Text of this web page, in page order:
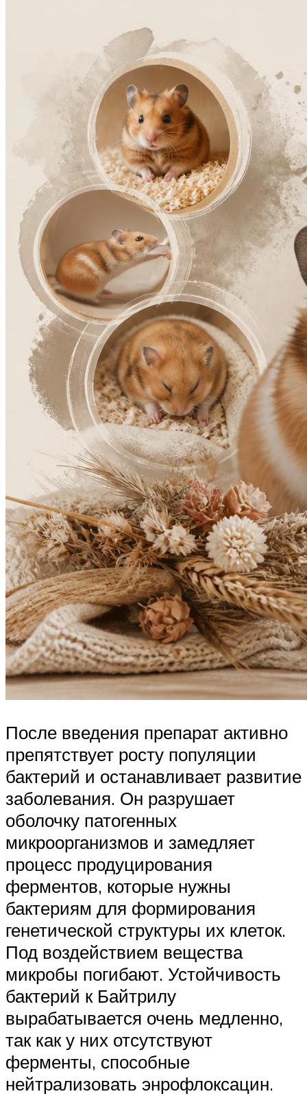
После введения препарат активно
препятствует росту популяции
бактерий и останавливает развитие
заболевания. Он разрушает
оболочку патогенных
микроорганизмов и замедляет
процесс продуцирования
ферментов, которые нужны
бактериям для формирования
генетической структуры их клеток.
Под воздействием вещества
микробы погибают. Устойчивость
бактерий к Байтрилу
вырабатывается очень медленно,
так как у них отсутствуют
ферменты, способные
нейтрализовать энрофлоксацин.